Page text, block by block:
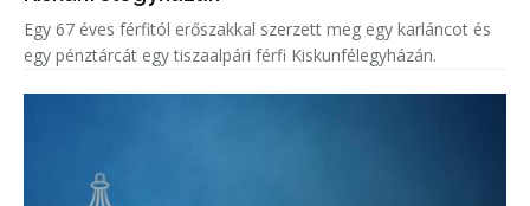
Egy 67 éves férfitól erőszakkal szerzett meg egy karláncot és
egy pénztárcát egy tiszaalpári férfi Kiskunfélegyházán.